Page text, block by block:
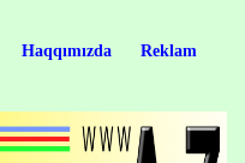
Haqqımızda
Reklam